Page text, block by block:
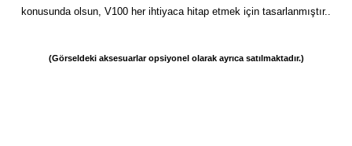
konusunda olsun, V100 her ihtiyaca hitap etmek için tasarlanmıştır..
(Görseldeki aksesuarlar opsiyonel olarak ayrıca satılmaktadır.)